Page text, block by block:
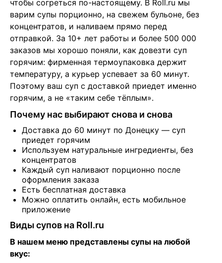
чтобы согреться по-настоящему. В Roll.ru мы
варим супы порционно, на свежем бульоне, без
концентратов, и наливаем прямо перед
отправкой. За 10+ лет работы и более 500 000
заказов мы хорошо поняли, как довезти суп
горячим: фирменная термоупаковка держит
температуру, а курьер успевает за 60 минут.
Поэтому ваш суп с доставкой приедет именно
горячим, а не «таким себе тёплым».
Почему нас выбирают снова и снова
Доставка до 60 минут по Донецку — суп
приедет горячим
Используем натуральные ингредиенты, без
концентратов
Каждый суп наливают порционно после
оформления заказа
Есть бесплатная доставка
Можно оплатить онлайн, есть мобильное
приложение
Виды супов на Roll.ru
В нашем меню представлены супы на любой
вкус: